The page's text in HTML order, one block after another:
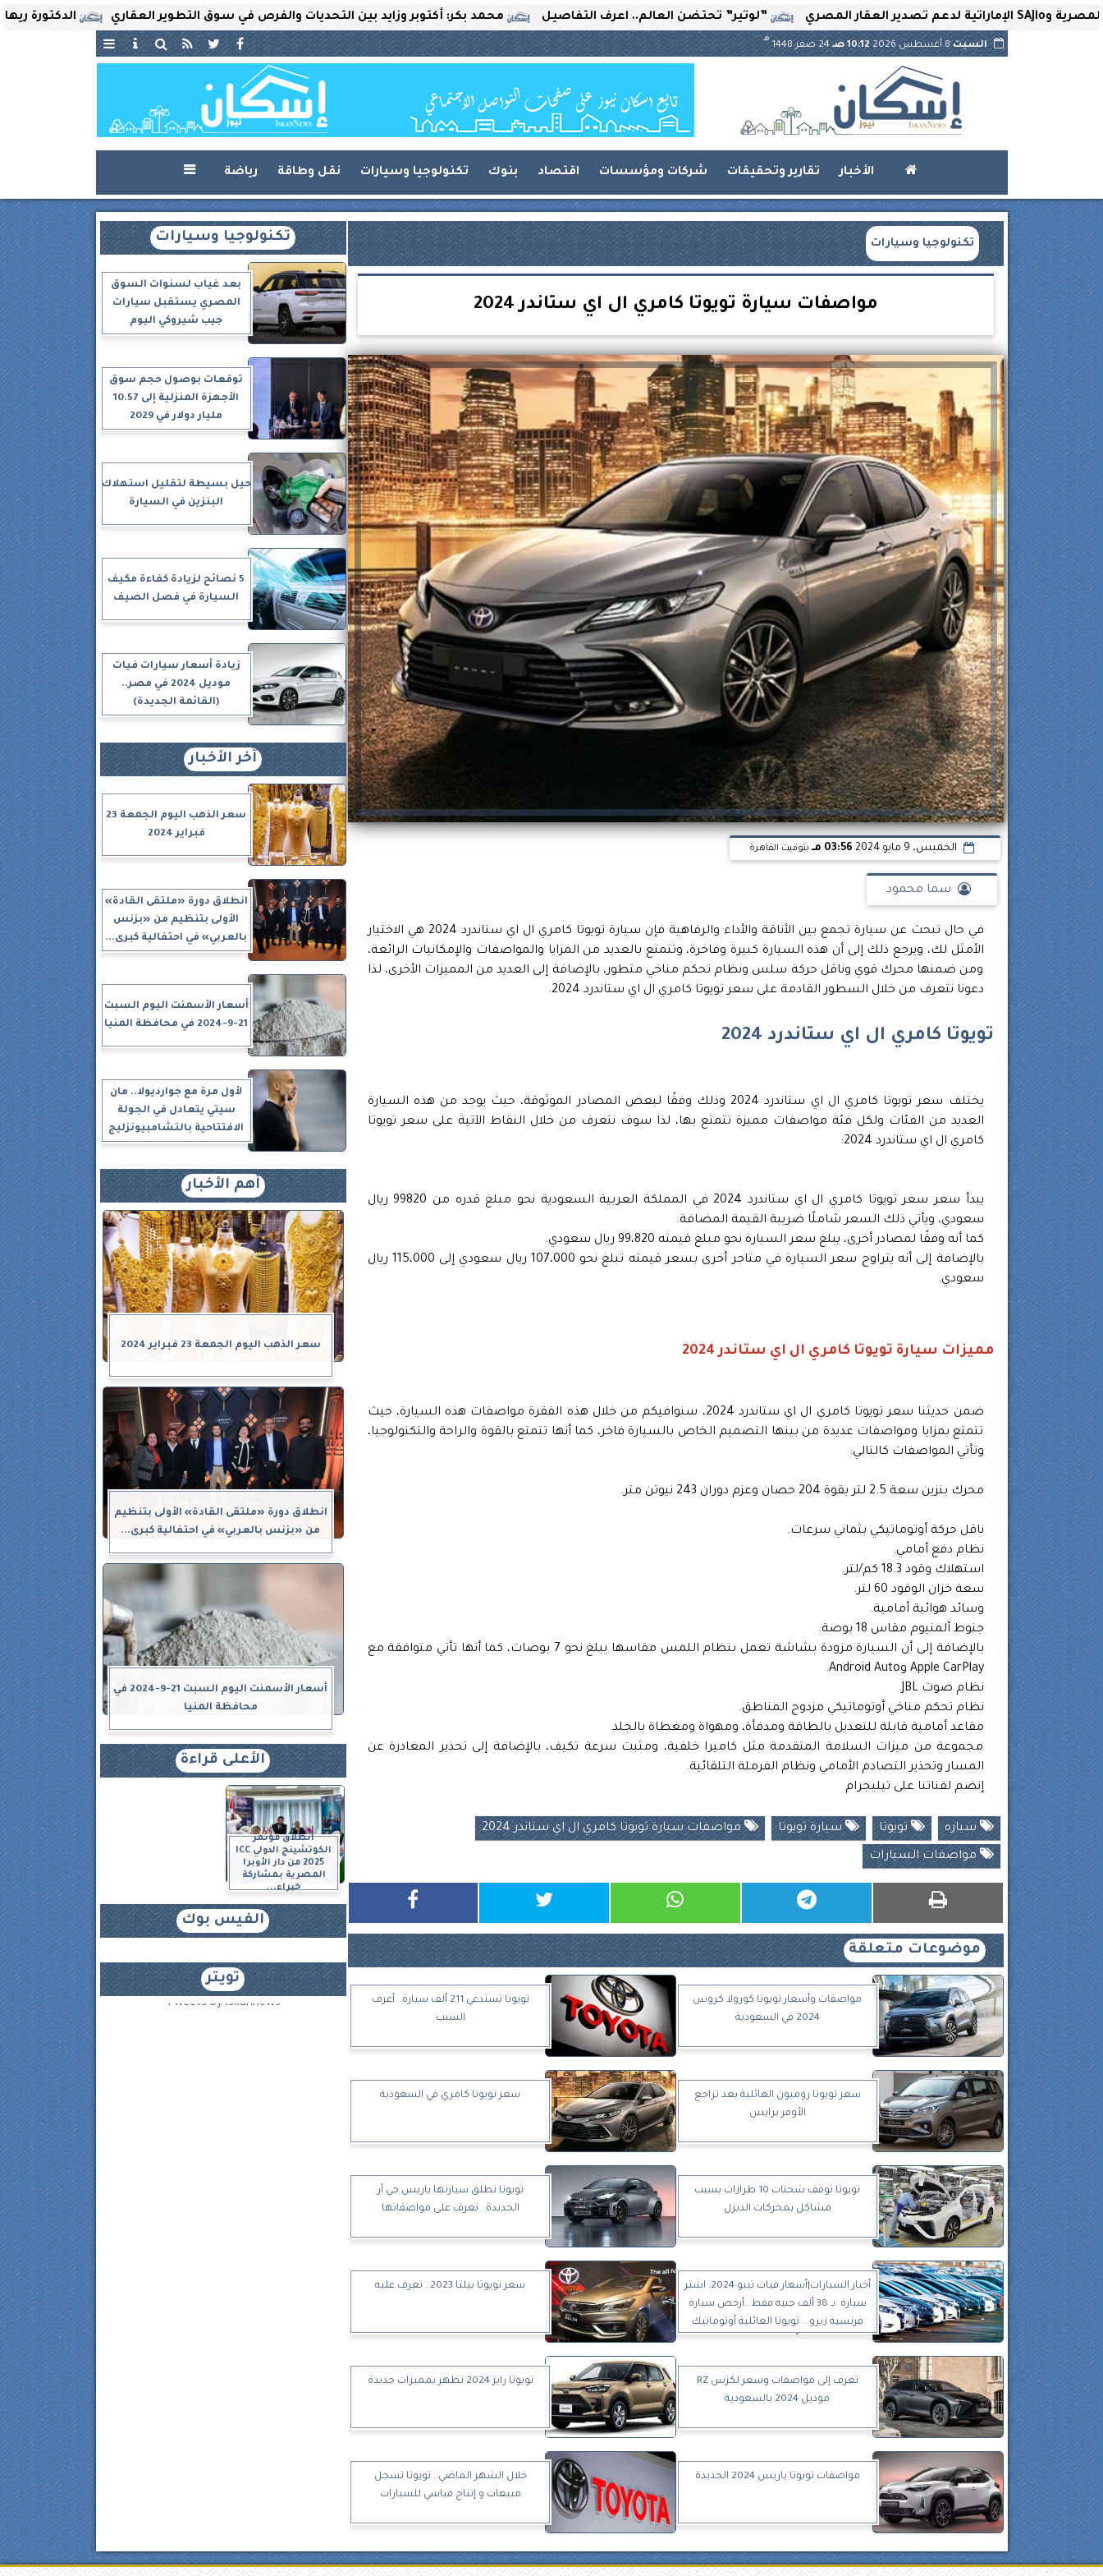
الدكتورة ريهام ثروت محمد بكر: أكتوبر وزايد بين التحديات والفرص في سوق التطوير العقاري ”لوتير” تحتضن العالم.. اعرف التفاصيل
السبت8 أغسطس 2026 10:12 صـ 24 صفر 1448
هـ
الأخبار تقارير وتحقيقات شركات ومؤسسات اقتصاد بنوك تكنولوجيا وسيارات نقل وطاقة رياضة 
تكنولوجيا وسيارات
مواصفات سيارة تويوتا كامري ال اي ستاندر 2024
الخميس، 9 مايو 2024 03:56 مـ بتوقيت القاهرة
سما محمود
في حال تبحث عن سيارة تجمع بين الأناقة والأداء والرفاهية فإن سيارة تويوتا كامري ال اي ستاندرد 2024 هي الاختيار
الأمثل لك، ويرجع ذلك إلى أن هذه السيارة كبيرة وفاخرة، وتتمتع بالعديد من المزايا والمواصفات والإمكانيات الرائعة،
ومن ضمنها محرك قوي وناقل حركة سلس ونظام تحكم مناخي متطور، بالإضافة إلى العديد من المميزات الأخرى، لذا
دعونا نتعرف من خلال السطور القادمة على سعر تويوتا كامري ال اي ستاندرد 2024.
تويوتا كامري ال اي ستاندرد 2024
يختلف سعر تويوتا كامري ال اي ستاندرد 2024 وذلك وفقًا لبعض المصادر الموثوقة، حيث يوجد من هذه السيارة
العديد من الفئات ولكل فئة مواصفات مميزة تتمتع بها، لذا سوف نتعرف من خلال النقاط الآتية على سعر تويوتا
كامري ال اي ستاندرد 2024:
يبدأ سعر سعر تويوتا كامري ال اي ستاندرد 2024 في المملكة العربية السعودية نحو مبلغ قدره من 99820 ريال
سعودي، ويأتي ذلك السعر شاملًا ضريبة القيمة المضافة.
كما أنه وفقًا لمصادر أخرى، يبلغ سعر السيارة نحو مبلغ قيمته 99،820 ريال سعودي.
بالإضافة إلى أنه يتراوح سعر السيارة في متاجر أخرى بسعر قيمته تبلغ نحو 107،000 ريال سعودي إلى 115،000 ريال
سعودي.
مميزات سيارة تويوتا كامري ال اي ستاندر 2024
ضمن حديثنا سعر تويوتا كامري ال اي ستاندرد 2024، سنوافيكم من خلال هذه الفقرة مواصفات هذه السيارة، حيث
تتمتع بمزايا ومواصفات عديدة من بينها التصميم الخاص بالسيارة فاخر، كما أنها تتمتع بالقوة والراحة والتكنولوجيا،
وتأتي المواصفات كالتالي:
محرك بنزين سعة 2.5 لتر بقوة 204 حصان وعزم دوران 243 نيوتن متر.
ناقل حركة أوتوماتيكي بثماني سرعات.
نظام دفع أمامي.
استهلاك وقود 18.3 كم/لتر.
سعة خزان الوقود 60 لتر.
وسائد هوائية أمامية.
جنوط ألمنيوم مقاس 18 بوصة.
بالإضافة إلى أن السيارة مزودة بشاشة تعمل بنظام اللمس مقاسها يبلغ نحو 7 بوصات، كما أنها تأتي متوافقة مع
Apple CarPlay وAndroid Auto.
نظام صوت JBL.
نظام تحكم مناخي أوتوماتيكي مزدوج المناطق.
مقاعد أمامية قابلة للتعديل بالطاقة ومدفأة، ومهواة ومغطاة بالجلد.
مجموعة من ميزات السلامة المتقدمة مثل كاميرا خلفية، ومثبت سرعة تكيف، بالإضافة إلى تحذير المغادرة عن
المسار وتحذير التصادم الأمامي ونظام الفرملة التلقائية.
إنضم لقناتنا على تيليجرام
سياره تويوتا سيارة تويوتا مواصفات سيارة تويوتا كامري ال اي ستاندر 2024
مواصفات السيارات
موضوعات متعلقة
مواصفات وأسعار تويوتا كورولا كروس
2024 في السعودية
تويوتا تستدعي 211 ألف سيارة.. أعرف
السبب
سعر تويوتا روميون العائلية بعد تراجع
الأوفر برايس
سعر تويوتا كامري في السعودية
تويوتا توقف شحنات 10 طرازات بسبب
مشاكل بمحركات الديزل
تويوتا تطلق سيارتها ياريس جي آر
الجديدة.. تعرف على مواصفاتها
أخبار السيارات|أسعار فيات تيبو 2024. اشتر
سيارة .بـ 38 ألف جنيه فقط ..أرخص سيارة
فرنسية زيرو .. تويوتا العائلية أوتوماتيك
سعر تويوتا بيلتا 2023.. تعرف عليه
تعرف إلى مواصفات وسعر لكزس RZ
موديل 2024 بالسعودية
تويوتا رايز 2024 تظهر بمميزات جديدة
مواصفات تويوتا ياريس 2024 الجديدة
خلال الشهر الماضي.. تويوتا تسجل
مبيعات و إنتاج قياسي للسيارات
تكنولوجيا وسيارات
بعد غياب لسنوات السوق
المصري يستقبل سيارات
جيب شيروكي اليوم
توقعات بوصول حجم سوق
الأجهزة المنزلية إلى 10.57
مليار دولار في 2029
حيل بسيطة لتقليل استهلاك
البنزين في السيارة
5 نصائح لزيادة كفاءة مكيف
السيارة في فصل الصيف
زيادة أسعار سيارات فيات
موديل 2024 في مصر..
(القائمة الجديدة)
آخر الأخبار
سعر الذهب اليوم الجمعة 23
فبراير 2024
انطلاق دورة «ملتقى القادة»
الأولى بتنظيم من «بزنس
بالعربي» في احتفالية كبرى...
أسعار الأسمنت اليوم السبت
21-9-2024 في محافظة المنيا
لأول مرة مع جوارديولا.. مان
سيتي يتعادل في الجولة
الافتتاحية بالتشامبيونزليج
أهم الأخبار
سعر الذهب اليوم الجمعة 23 فبراير 2024
انطلاق دورة «ملتقى القادة» الأولى بتنظيم
من «بزنس بالعربي» في احتفالية كبرى...
أسعار الأسمنت اليوم السبت 21-9-2024 في
محافظة المنيا
الأعلى قراءة
انطلاق مؤتمر
الكوتشينج الدولي ICC
2025 من دار الأوبرا
المصرية بمشاركة
خبراء...
الفيس بوك
تويتر
Tweets by iskannews